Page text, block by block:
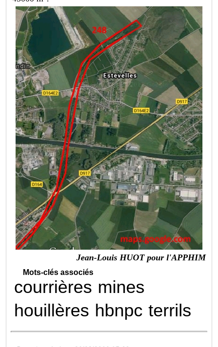
Jean-Louis HUOT pour l'APPHIM
Mots-clés associés
courrières mines
houillères hbnpc terrils